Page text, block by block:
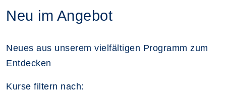
Neu im Angebot
Neues aus unserem vielfältigen Programm zum
Entdecken
Kurse filtern nach: